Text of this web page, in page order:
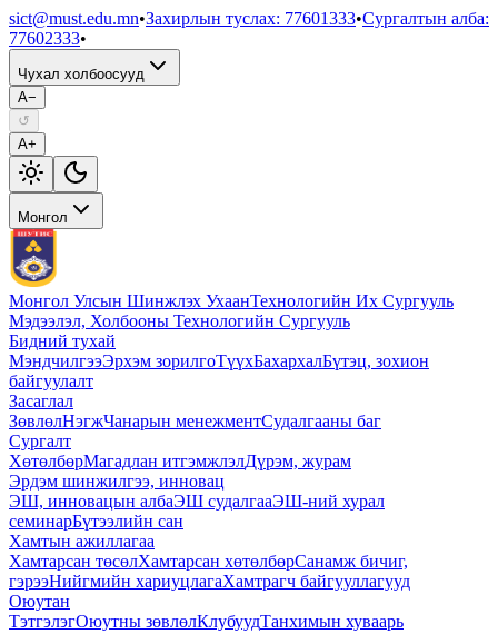
sict@must.edu.mn•Захирлын туслах: 77601333•Сургалтын алба:
77602333•
Чухал холбоосууд
A−
↺
A+
Монгол
Монгол Улсын Шинжлэх УхаанТехнологийн Их Сургууль
Мэдээлэл, Холбооны Технологийн Сургууль
Бидний тухай
МэндчилгээЭрхэм зорилгоТүүхБахархалБүтэц, зохион
байгуулалт
Засаглал
ЗөвлөлНэгжЧанарын менежментСудалгааны баг
Сургалт
ХөтөлбөрМагадлан итгэмжлэлДүрэм, журам
Эрдэм шинжилгээ, инновац
ЭШ, инновацын албаЭШ судалгааЭШ-ний хурал
семинарБүтээлийн сан
Хамтын ажиллагаа
Хамтарсан төсөлХамтарсан хөтөлбөрСанамж бичиг,
гэрээНийгмийн хариуцлагаХамтрагч байгууллагууд
Оюутан
ТэтгэлэгОюутны зөвлөлКлубуудТанхимын хуваарь